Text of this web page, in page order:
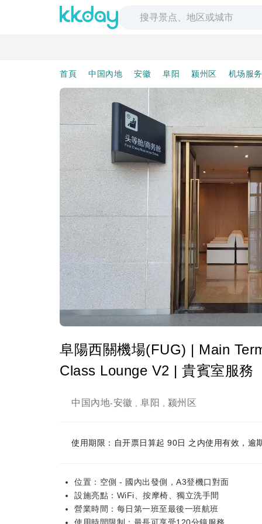
首頁 中国內地 安徽 阜阳 颍州区 机场服务
阜陽西關機場(FUG) | Main
Class Lounge V2 | 貴賓室服務
中国內地-安徽 阜阳 颍州区
使用期限：自开票日算起 90日 之内使用有效，逾
位置：空側 - 國內出發側，A3登機口對面
設施亮點：WiFi、按摩椅、獨立洗手間
營業時間：每日第一班至最後一班航班